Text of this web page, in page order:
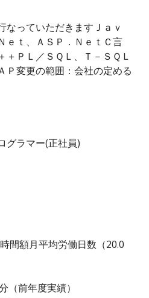
なっていただきますＪａｖ
ｅｔ、ＡＳＰ．ＮｅｔＣ言
ＰＬ／ＳＱＬ、Ｔ－ＳＱＬ
Ｐ変更の範囲：会社の定める
グラマー(正社員)
間額月平均労働日数（20.0
（前年度実績）